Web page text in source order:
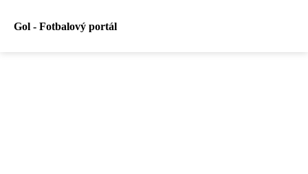
Gol - Fotbalový portál